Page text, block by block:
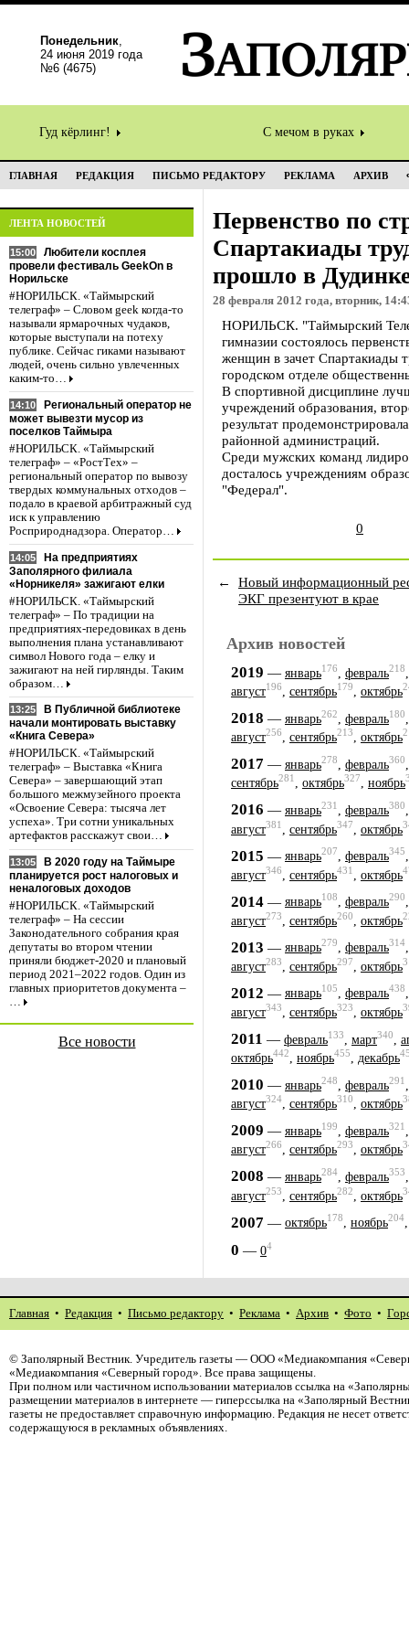
Понедельник,
24 июня 2019 года
№6 (4675)
Гуд кёрлинг! С мечом в руках
ГЛАВНАЯ РЕДАКЦИЯ ПИСЬМО РЕДАКТОРУ РЕКЛАМА АРХИВ
ЛЕНТА НОВОСТЕЙ
15:00
Любители косплея
провели фестиваль GeekOn в
Норильске
#НОРИЛЬСК. «Таймырский
телеграф» – Словом geek когда-то
называли ярмарочных чудаков,
которые выступали на потеху
публике. Сейчас гиками называют
людей, очень сильно увлеченных
каким-то…
14:10
Региональный оператор не
может вывезти мусор из
поселков Таймыра
#НОРИЛЬСК. «Таймырский
телеграф» – «РостТех» –
региональный оператор по вывозу
твердых коммунальных отходов –
подало в краевой арбитражный суд
иск к управлению
Росприроднадзора. Оператор…
14:05
На предприятиях
Заполярного филиала
«Норникеля» зажигают елки
#НОРИЛЬСК. «Таймырский
телеграф» – По традиции на
предприятиях-передовиках в день
выполнения плана устанавливают
символ Нового года – елку и
зажигают на ней гирлянды. Таким
образом…
13:25
В Публичной библиотеке
начали монтировать выставку
«Книга Севера»
#НОРИЛЬСК. «Таймырский
телеграф» – Выставка «Книга
Севера» – завершающий этап
большого межмузейного проекта
«Освоение Севера: тысяча лет
успеха». Три сотни уникальных
артефактов расскажут свои…
13:05
В 2020 году на Таймыре
планируется рост налоговых и
неналоговых доходов
#НОРИЛЬСК. «Таймырский
телеграф» – На сессии
Законодательного собрания края
депутаты во втором чтении
приняли бюджет-2020 и плановый
период 2021–2022 годов. Один из
главных приоритетов документа –
…
Все новости
Первенство по
Спартакиады
прошло в
28 февраля 2012 года, вторник,
НОРИЛЬСК. "Таймырский
гимназии состоялось
женщин в зачет Спартакиады
городском отделе
В спортивной дисциплине
учреждений образования,
результат
районной администраций.
Среди мужских команд
досталось учреждениям
"Федерал".
0
←
Новый информационный
ЭКГ презентуют в крае
Архив новостей
2019 — январь176 февраль218
август196, сентябрь179, октябрь
2018 — январь262 февраль180
август256, сентябрь213, октябрь
2017 — январь278 февраль360
сентябрь281, октябрь327, ноябрь
2016 — январь231 февраль380
август381 сентябрь347 октябрь
2015 — январь207, февраль345
август346 сентябрь431 октябрь
2014 — январь108, февраль290
август273 сентябрь260 октябрь
2013 — январь279, февраль314
август283 сентябрь297 октябрь
2012 — январь105, февраль438
август343, сентябрь323, октябрь
2011 — февраль133 март340
октябрь442, ноябрь455, декабрь
2010 — январь248 февраль291
август324, сентябрь310, октябрь
2009 — январь199 февраль321
август266, сентябрь293, октябрь
2008 — январь284 февраль353
август253 сентябрь282 октябрь
2007 — октябрь178, ноябрь204
0 — 04
Главная • Редакция • Письмо редактору • Реклама • Архив • Фото •
© Заполярный Вестник. Учредитель газеты — ООО «Медиакомпания
«Медиакомпания «Северный город». Все права защищены.
При полном или частичном использовании материалов ссылка на
размещении материалов в интернете — гиперссылка на «Заполярный
газеты не предоставляет справочную информацию. Редакция не несет
содержащуюся в рекламных объявлениях.